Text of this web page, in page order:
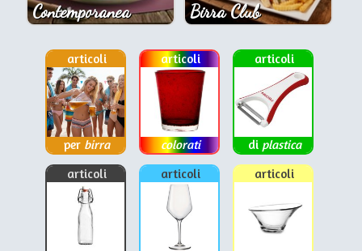
Contemporanea Birra Club
articoli
per birra
articoli
colorati
articoli
di plastica
articoli
articoli articoli